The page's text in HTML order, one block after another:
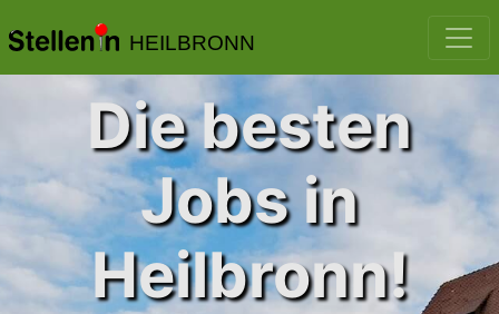
HEILBRONN
Die besten
Jobs in
Heilbronn!